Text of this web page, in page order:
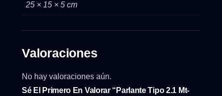
25 × 15 × 5 cm
Valoraciones
No hay valoraciones aún.
Sé El Primero En Valorar “Parlante Tipo 2.1 Mt-